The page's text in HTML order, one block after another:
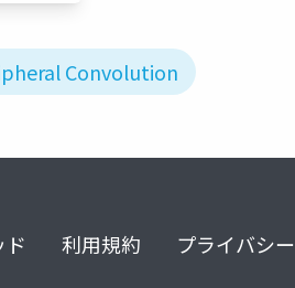
Convolution
利用規約 プライバシ